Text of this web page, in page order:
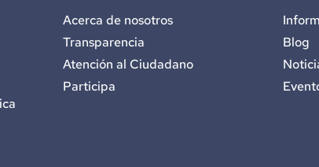
Acerca de nosotros
Transparencia
Atención al Ciudadano
Participa
Blog